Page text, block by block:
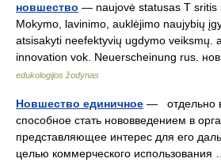
новшество — naujovė statusas T sritis
Mokymo, lavinimo, auklėjimo naujybių
atsisakyti neefektyvių ugdymo veiksmų.
innovation vok. Neuerscheinung rus.
edukologijos žodynas
Новшество единичное — отдельно
способное стать нововведением в
представляющее интерес для его
целью коммерческого